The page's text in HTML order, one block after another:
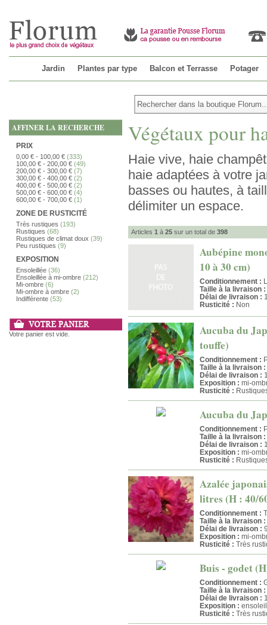
Jardin Plantes par type Balcon et Terrasse Potager
AFFINER LA RECHERCHE
PRIX
0,00 € - 100,00 € (333)
100,00 € - 200,00 € (49)
200,00 € - 300,00 € (7)
300,00 € - 400,00 € (2)
400,00 € - 500,00 € (2)
500,00 € - 600,00 € (4)
600,00 € - 700,00 € (1)
ZONE DE RUSTICITÉ
Très rustiques (193)
Rustiques (68)
Rustiques de climat doux (39)
Peu rustiques (9)
EXPOSITION
Ensoleillée (36)
Ensoleillée à mi-ombre (212)
Mi-ombre (6)
Mi-ombre à ombre (2)
Indifférente (53)
Votre panier est vide.
Végétaux pour
Haie vive, haie
haie adaptées à votre
basses ou hautes, à
délimiter un espace.
Articles 1 à 25 sur un total de 398
Aubépine
10 à 30 cm)
Conditionnement :
Taille à la livraison :
Délai de livraison :
Rusticité : Non
Aucuba du
touffe)
Conditionnement :
Taille à la livraison :
Délai de livraison :
Exposition : mi-
Rusticité :
Aucuba du
Conditionnement :
Taille à la livraison :
Délai de livraison :
Exposition : mi-
Rusticité :
Azalée
litres (H : 40/
Conditionnement :
Taille à la livraison :
Délai de livraison :
Exposition : mi-
Rusticité : Très
Buis - godet
Conditionnement :
Taille à la livraison :
Délai de livraison :
Exposition :
Rusticité : Très